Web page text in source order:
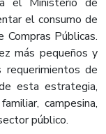
el consumo de
Públicas.
más pequeños y
requerimientos de
esta estrategia,
campesina,
público.